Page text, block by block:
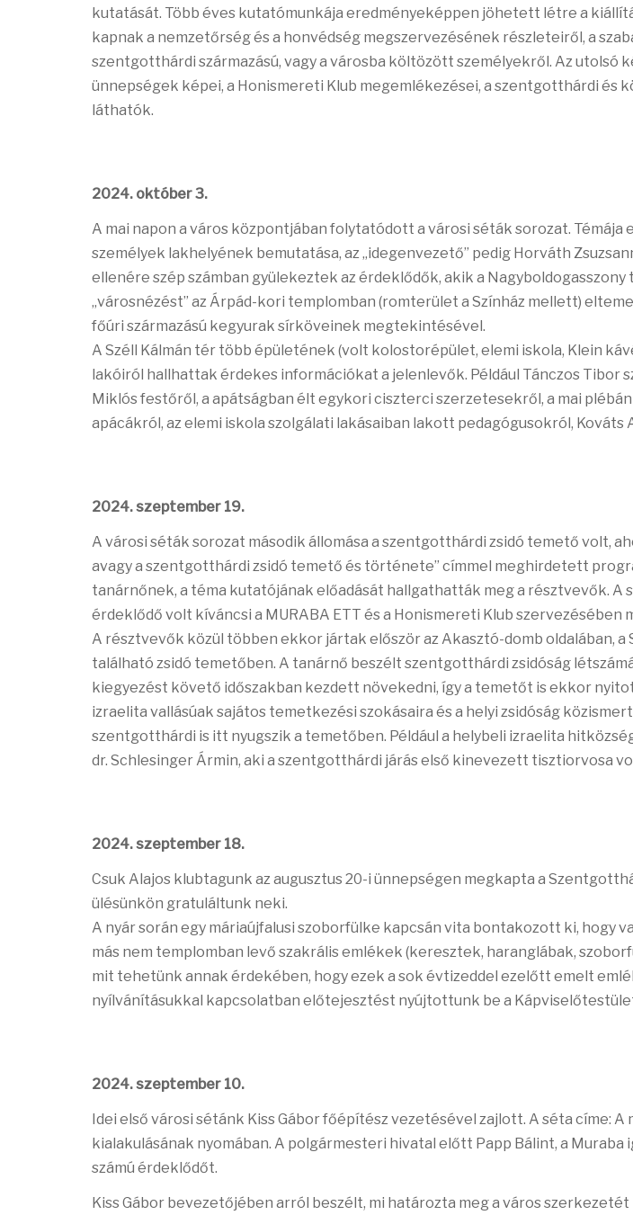
kutatását. Több éves kutatómunkája eredményeképpen jöhetett létre a
kapnak a nemzetőrség és a honvédség megszervezésének részleteiről, a
szentgotthárdi származású, vagy a városba költözött személyekről. Az utolsó
ünnepségek képei, a Honismereti Klub megemlékezései, a szentgotthárdi és
láthatók.
2024. október 3.
A mai napon a város központjában folytatódott a városi séták sorozat.
személyek lakhelyének bemutatása, az „idegenvezető” pedig Horváth
ellenére szép számban gyülekeztek az érdeklődők, akik a
„városnézést” az Árpád-kori templomban (romterület a Színház mellett)
főúri származású kegyurak sírköveinek megtekintésével.
A Széll Kálmán tér több épületének (volt kolostorépület, elemi iskola, Klein
lakóiról hallhattak érdekes információkat a jelenlevők. Például Tánczos Tibor
Miklós festőről, a apátságban élt egykori ciszterci szerzetesekről, a mai
apácákról, az elemi iskola szolgálati lakásaiban lakott pedagógusokról, Kováts
2024. szeptember 19.
A városi séták sorozat második állomása a szentgotthárdi zsidó temető volt,
avagy a szentgotthárdi zsidó temető és története” címmel meghirdetett
tanárnőnek, a téma kutatójának előadását hallgathatták meg a résztvevők. A
érdeklődő volt kíváncsi a MURABA ETT és a Honismereti Klub szervezésében
A résztvevők közül többen ekkor jártak először az Akasztó-domb oldalában, a
található zsidó temetőben. A tanárnő beszélt szentgotthárdi zsidóság
kiegyezést követő időszakban kezdett növekedni, így a temetőt is ekkor
izraelita vallásúak sajátos temetkezési szokásaira és a helyi zsidóság
szentgotthárdi is itt nyugszik a temetőben. Például a helybeli izraelita
dr. Schlesinger Ármin, aki a szentgotthárdi járás első kinevezett tisztiorvosa
2024. szeptember 18.
Csuk Alajos klubtagunk az augusztus 20-i ünnepségen megkapta a
ülésünkön gratuláltunk neki.
A nyár során egy máriaújfalusi szoborfülke kapcsán vita bontakozott ki, hogy
más nem templomban levő szakrális emlékek (keresztek, haranglábak,
mit tehetünk annak érdekében, hogy ezek a sok évtizeddel ezelőtt emelt
nyílvánításukkal kapcsolatban előtejesztést nyújtottunk be a
2024. szeptember 10.
Idei első városi sétánk Kiss Gábor főépítész vezetésével zajlott. A séta címe:
kialakulásának nyomában. A polgármesteri hivatal előtt Papp Bálint, a
számú érdeklődőt.
Kiss Gábor bevezetőjében arról beszélt, mi határozta meg a város